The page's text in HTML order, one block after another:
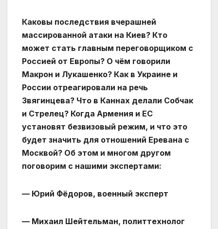
Каковы последствия вчерашней
массированной атаки на Киев? Кто
может стать главным переговорщиком с
Россией от Европы? О чём говорили
Макрон и Лукашенко? Как в Украине и
России отреагировали на речь
Звягинцева? Что в Каннах делали Собчак
и Стрелец? Когда Армения и ЕС
установят безвизовый режим, и что это
будет значить для отношений Еревана с
Москвой? Об этом и многом другом
поговорим с нашими экспертами:
— Юрий Фёдоров, военный эксперт
— Михаил Шейтельман, политтехнолог